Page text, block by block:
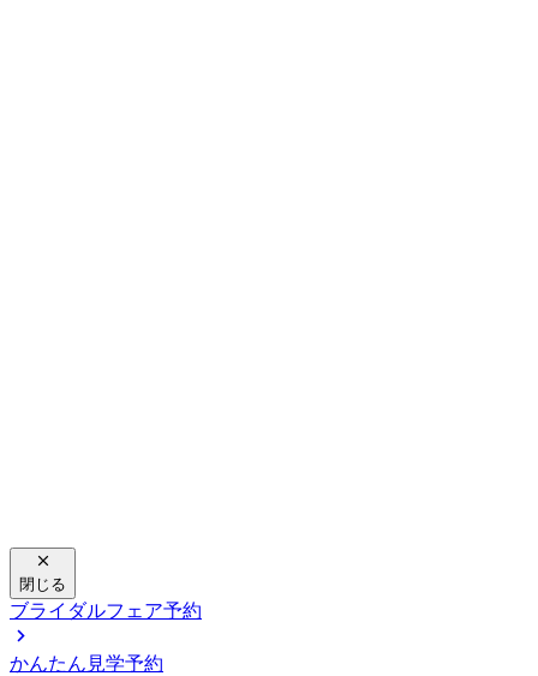
閉じる
ブライダルフェア予約
かんたん見学予約